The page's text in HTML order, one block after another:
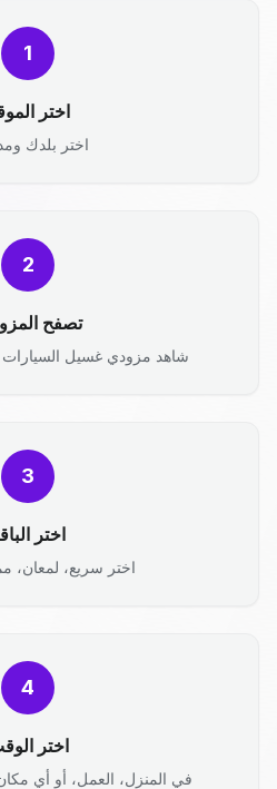
1
اختر
اختر بلدك
2
تصفح
شاهد مزودي غسيل السيارات
3
اختر
اختر سريع، لمعان،
4
اختر
في المنزل، العمل، أو أي